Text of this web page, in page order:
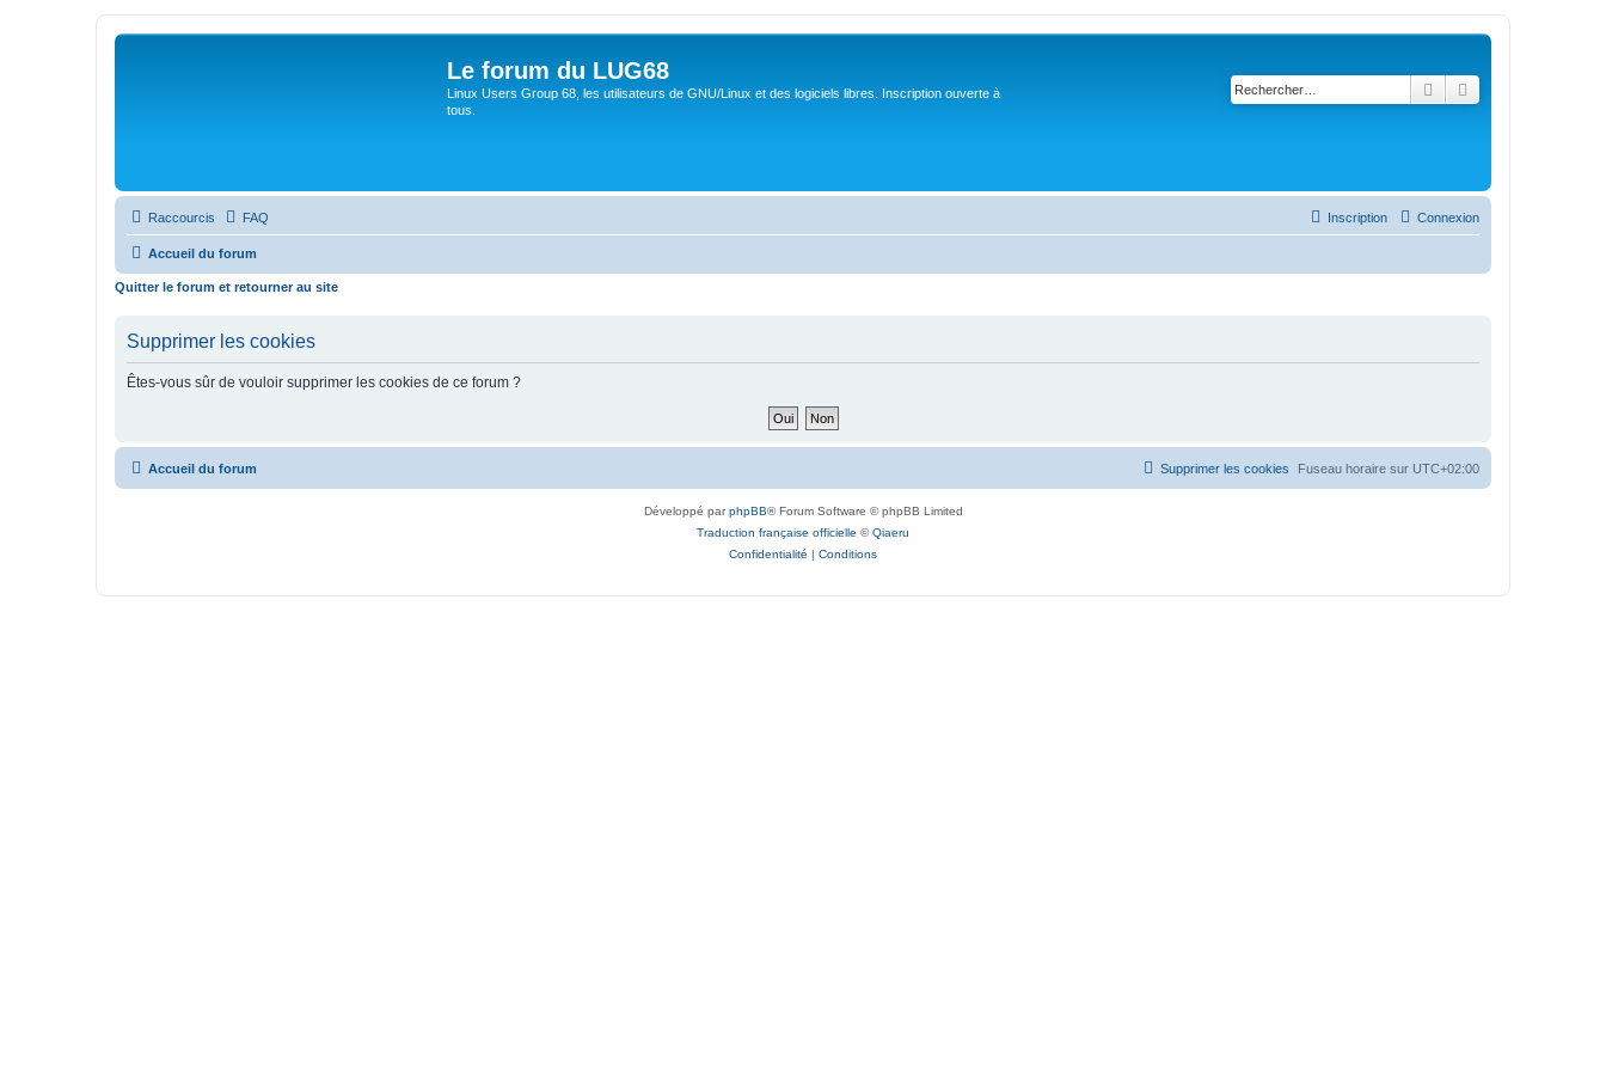
Le forum du LUG68
Linux Users Group 68, les utilisateurs de GNU/Linux et des logiciels libres. Inscription ouverte à
tous.
Rechercher
Raccourcis FAQ Connexion
Inscription
Accueil du forum
Quitter le forum et retourner au site
Supprimer les cookies
Êtes-vous sûr de vouloir supprimer les cookies de ce forum ?
Accueil du forum Fuseau horaire sur UTC+02:00
Supprimer les cookies
Développé parphpBB® Forum Software © phpBB Limited
Traduction française officielle ©Qiaeru
Confidentialité | Conditions